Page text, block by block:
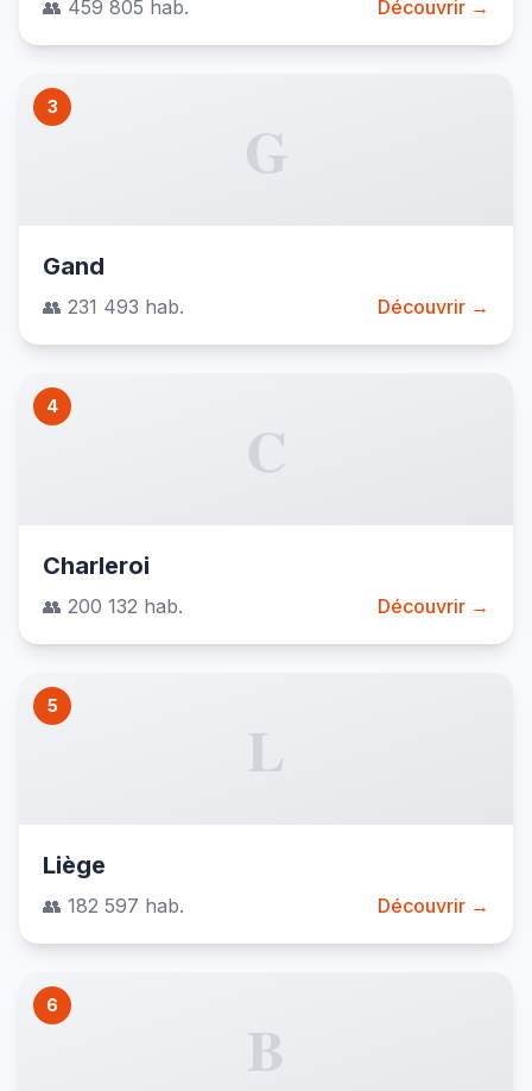
👥 459 805 hab. Découvrir →
3
G
Gand
👥 231 493 hab. Découvrir →
4
C
Charleroi
👥 200 132 hab. Découvrir →
5
L
Liège
👥 182 597 hab. Découvrir →
6
B